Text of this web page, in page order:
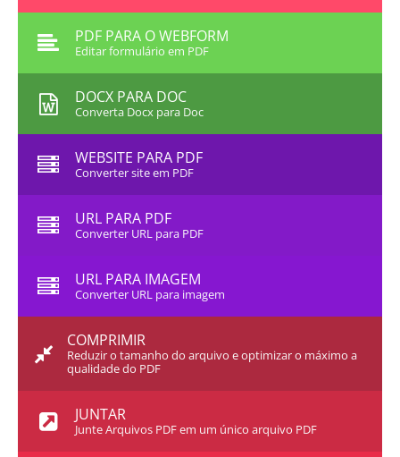
PDF PARA O WEBFORM
Editar formulário em PDF
DOCX PARA DOC
Converta Docx para Doc
WEBSITE PARA PDF
Converter site em PDF
URL PARA PDF
Converter URL para PDF
URL PARA IMAGEM
Converter URL para imagem
COMPRIMIR
Reduzir o tamanho do arquivo e optimizar o máximo a
qualidade do PDF
JUNTAR
Junte Arquivos PDF em um único arquivo PDF